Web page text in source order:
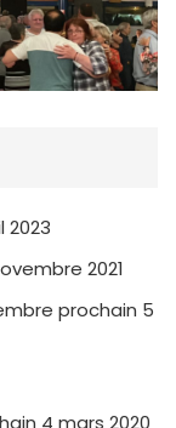
2023
2021
prochain 5
4 mars 2020